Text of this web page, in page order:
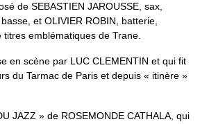
de SEBASTIEN JAROUSSE, sax,
et OLIVIER ROBIN, batterie,
emblématiques de Trane.
en scène par LUC CLEMENTIN et qui fit
du Tarmac de Paris et depuis « itinère »
JAZZ » de ROSEMONDE CATHALA, qui